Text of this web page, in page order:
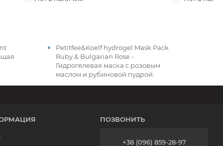
Petitfee&Koelf hydrogel Mask Pack
Ruby & Bulgarian Rose -
Гидрогелевая маска c розовым
маслом и рубиновой пудрой.
ПОЗВОНИТЬ
+38 (096) 859-28-97